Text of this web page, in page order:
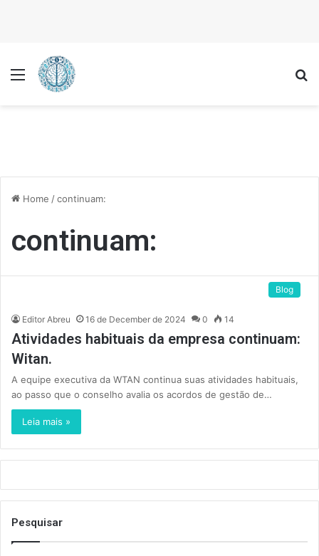
Menu
Home /continuam:
continuam:
Blog
Editor Abreu 16 de December de 2024 0 14
Atividades habituais da empresa continuam:
Witan.
A equipe executiva da WTAN continua suas atividades habituais,
ao passo que o conselho avalia os acordos de gestão de…
Leia mais »
Pesquisar